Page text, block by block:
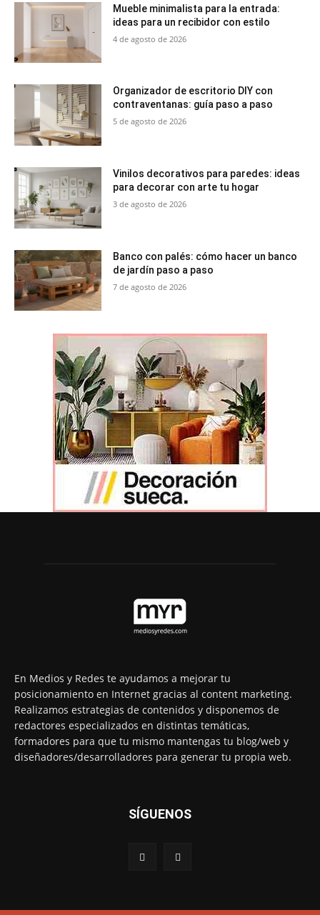
Mueble minimalista para la entrada:
ideas para un recibidor con estilo
4 de agosto de 2026
Organizador de escritorio DIY con
contraventanas: guía paso a paso
5 de agosto de 2026
Vinilos decorativos para paredes: ideas
para decorar con arte tu hogar
3 de agosto de 2026
Banco con palés: cómo hacer un banco
de jardín paso a paso
7 de agosto de 2026
En Medios y Redes te ayudamos a mejorar tu
posicionamiento en Internet gracias al content marketing.
Realizamos estrategias de contenidos y disponemos de
redactores especializados en distintas temáticas,
formadores para que tu mismo mantengas tu blog/web y
diseñadores/desarrolladores para generar tu propia web.
SÍGUENOS